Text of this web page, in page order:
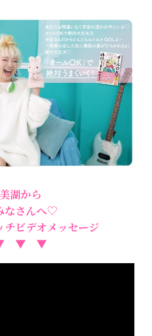
美湖から
さんへ♡
チビデオメッセージ
▼ ▼